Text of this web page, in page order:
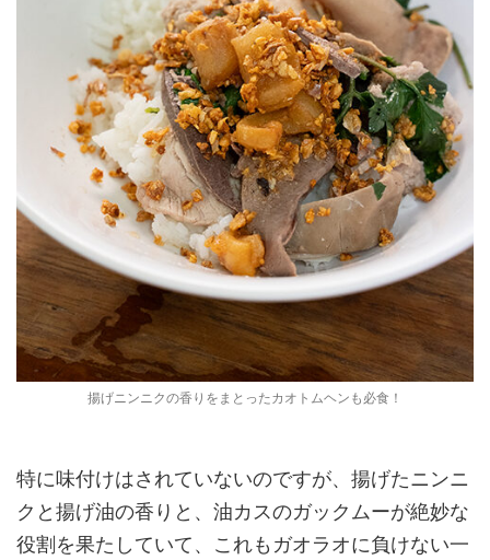
揚げニンニクの香りをまとったカオトムヘンも必食！
特に味付けはされていないのですが、揚げたニンニ
クと揚げ油の香りと、油カスのガックムーが絶妙な
役割を果たしていて、これもガオラオに負けない一